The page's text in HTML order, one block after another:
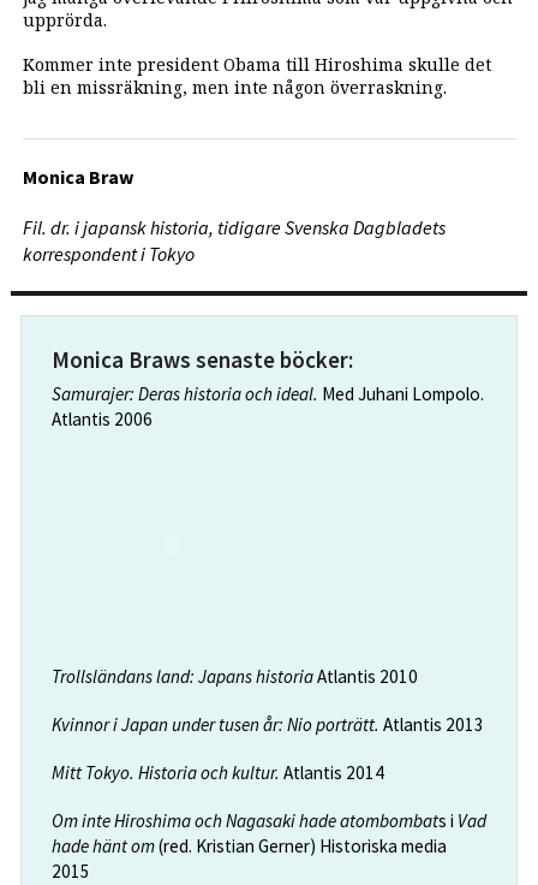
upprörda.
Kommer inte president Obama till Hiroshima skulle det
bli en missräkning, men inte någon överraskning.
Monica Braw
Fil. dr. i japansk historia, tidigare Svenska Dagbladets
korrespondent i Tokyo
Monica Braws senaste böcker:
Samurajer: Deras historia och ideal. Med Juhani Lompolo.
Atlantis 2006
Trollsländans land: Japans historiaAtlantis 2010
Kvinnor i Japan under tusen år: Nio porträtt. Atlantis 2013
Mitt Tokyo. Historia och kultur. Atlantis 2014
Om inte Hiroshima och Nagasaki hade atombombats i Vad
hade hänt om(red. Kristian Gerner) Historiska media
2015